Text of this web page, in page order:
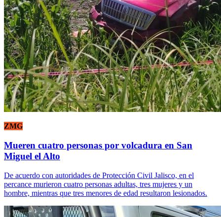
ZMG
Mueren cuatro personas por volcadura en San
Miguel el Alto
De acuerdo con autoridades de Protección Civil Jalisco, en el
percance murieron cuatro personas adultas, tres mujeres y un
hombre, mientras que tres menores de edad resultaron lesionados.